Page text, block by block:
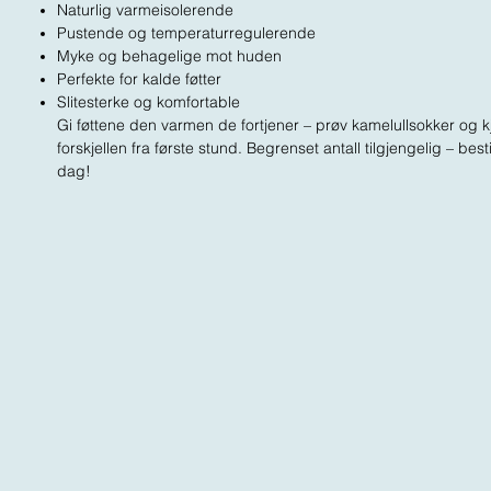
Naturlig varmeisolerende
Pustende og temperaturregulerende
Myke og behagelige mot huden
Perfekte for kalde føtter
Slitesterke og komfortable
Gi føttene den varmen de fortjener – prøv kamelullsokker og
forskjellen fra første stund. Begrenset antall tilgjengelig –
dag!